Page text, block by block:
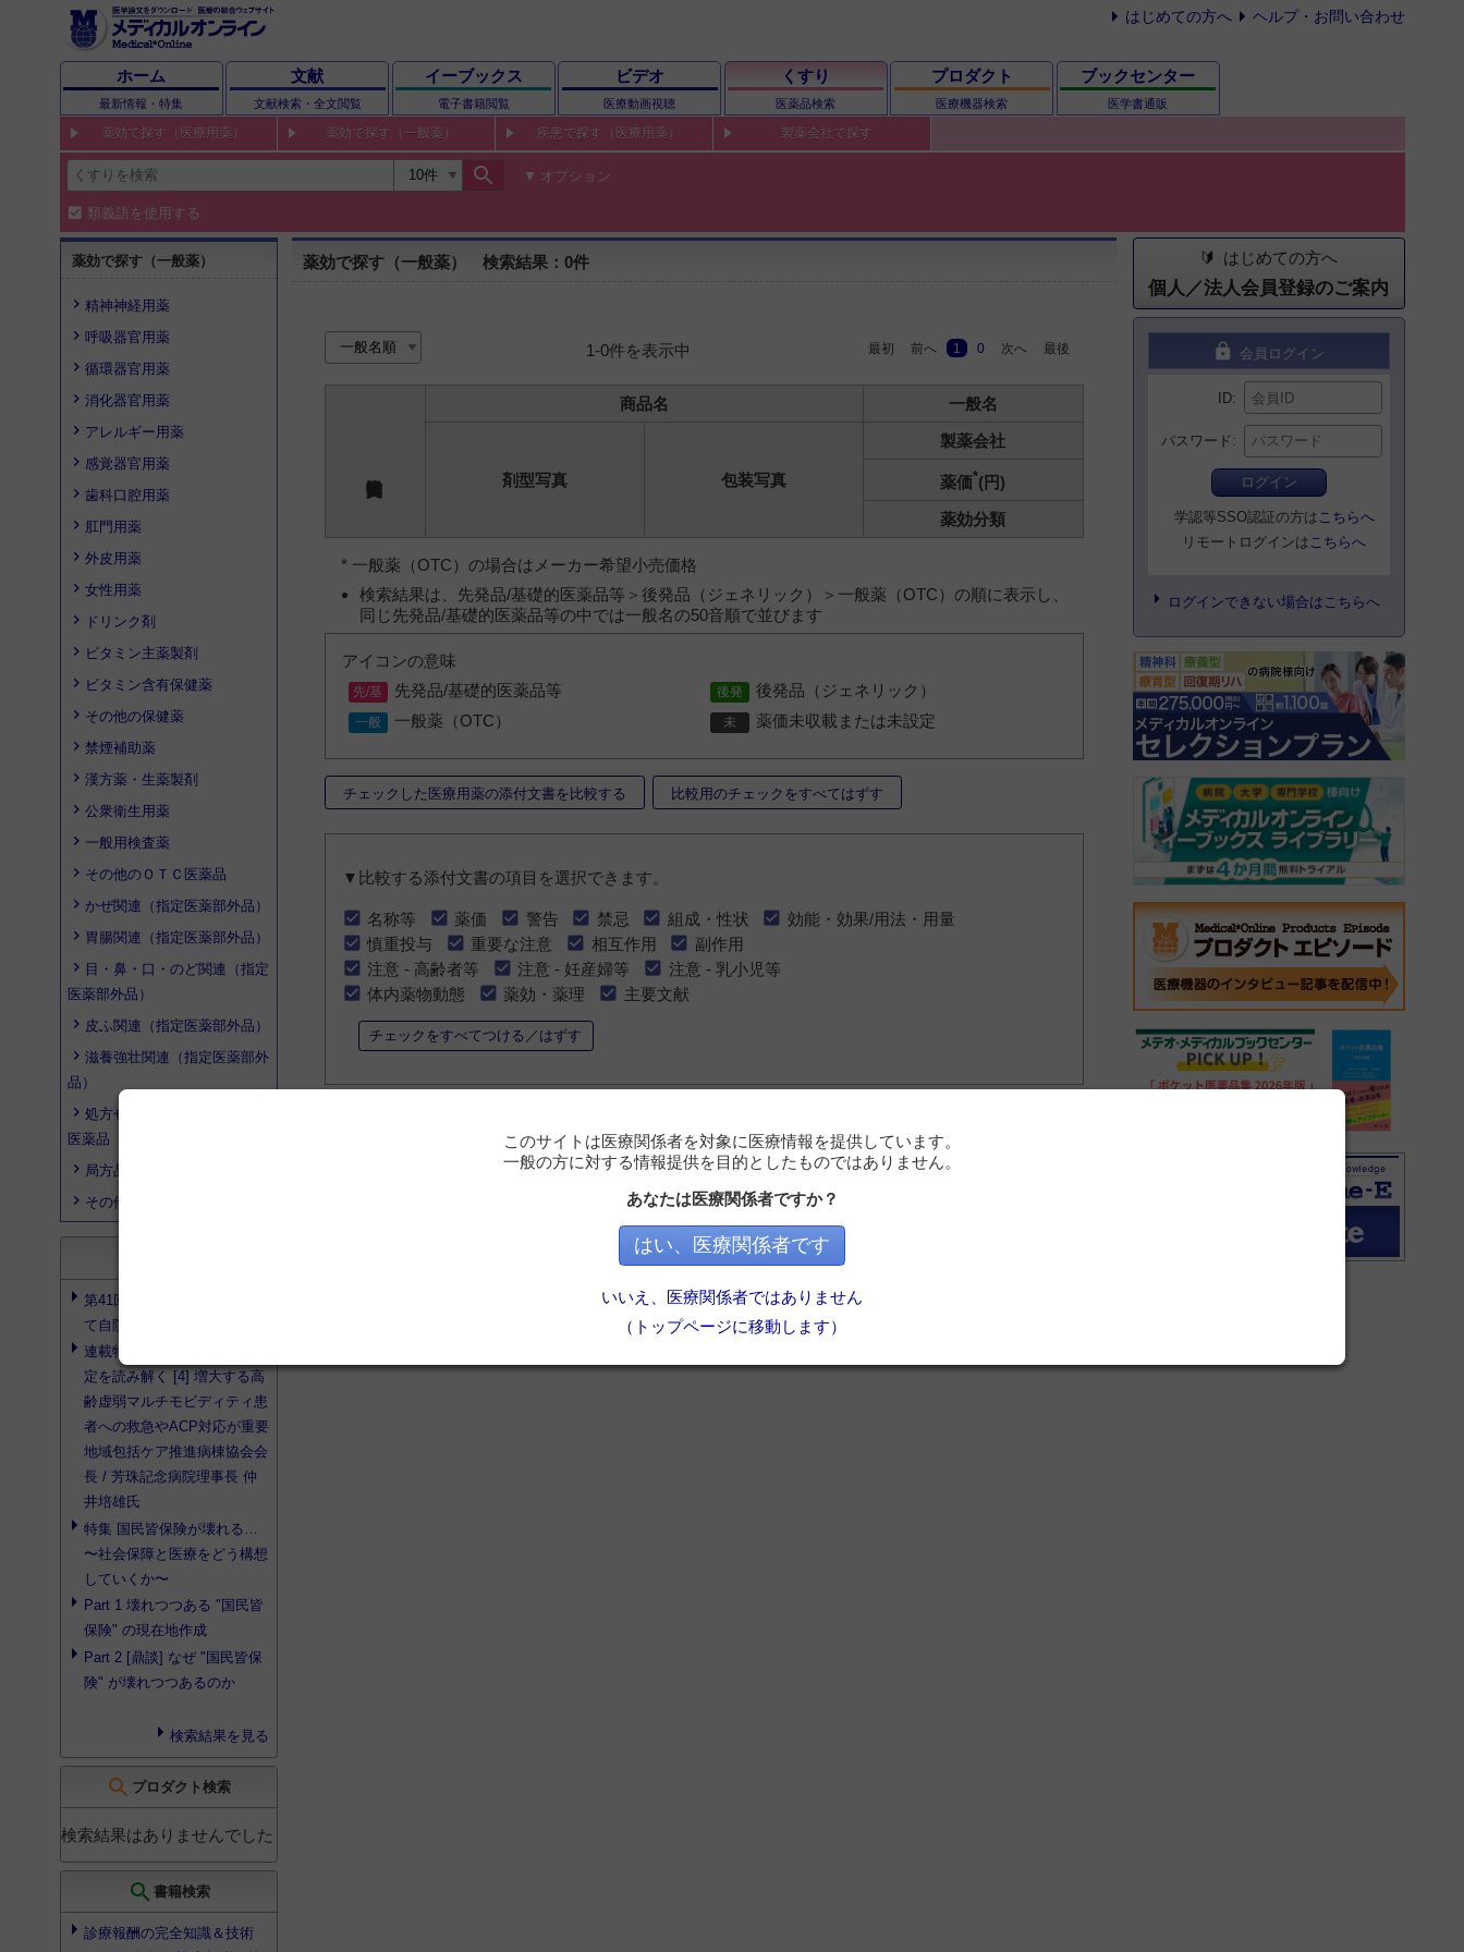
はじめての方へ ヘルプ・お問い合わせ
ホーム
最新情報・特集
文献
文献検索・全文閲覧
イーブックス
電子書籍閲覧
ビデオ
医療動画視聴
くすり
医薬品検索
プロダクト
医療機器検索
ブックセンター
医学書通販
薬効で探す（医療用薬） 薬効で探す（一般薬） 疾患で探す（医療用薬） 製薬会社で探す
search オプション
類義語を使用する
薬効で探す（一般薬）
精神神経用薬
呼吸器官用薬
循環器官用薬
消化器官用薬
アレルギー用薬
感覚器官用薬
歯科口腔用薬
肛門用薬
外皮用薬
女性用薬
ドリンク剤
ビタミン主薬製剤
ビタミン含有保健薬
その他の保健薬
禁煙補助薬
漢方薬・生薬製剤
公衆衛生用薬
一般用検査薬
その他のＯＴＣ医薬品
かぜ関連（指定医薬部外品）
胃腸関連（指定医薬部外品）
目・鼻・口・のど関連（指定
医薬部外品）
皮ふ関連（指定医薬部外品）
滋養強壮関連（指定医薬部外
品）
処方せん医薬品以外の医療用
医薬品
局方品
その他の医薬品
第41回 外来機能報告を使っ
て自院の立ち位置を見直せ!
連載特集 2026年診療報酬改
定を読み解く [4] 増大する高
齢虚弱マルチモビディティ患
者への救急やACP対応が重要
地域包括ケア推進病棟協会会
長 / 芳珠記念病院理事長 仲
井培雄氏
特集 国民皆保険が壊れる…
〜社会保障と医療をどう構想
していくか〜
Part 1 壊れつつある "国民皆
保険" の現在地作成
Part 2 [鼎談] なぜ "国民皆保
険" が壊れつつあるのか
検索結果を見る
search プロダクト検索
検索結果はありませんでした
search 書籍検索
診療報酬の完全知識＆技術
薬効で探す（一般薬） 検索結果：0件
1-0件を表示中 最初 前へ 1 0 次へ 最後
商品名 一般名
剤型写真 包装写真
製薬会社
薬価*(円)
薬効分類
* 一般薬（OTC）の場合はメーカー希望小売価格
検索結果は、先発品/基礎的医薬品等＞後発品（ジェネリック）＞一般薬（OTC）の順に表示し、
同じ先発品/基礎的医薬品等の中では一般名の50音順で並びます
アイコンの意味
先発品/基礎的医薬品等
後発品（ジェネリック）
一般薬（OTC）
薬価未収載または未設定
チェックした医療用薬の添付文書を比較する 比較用のチェックをすべてはずす
▼比較する添付文書の項目を選択できます。
名称等 薬価 警告 禁忌 組成・性状
効能・効果/用法・用量
慎重投与
重要な注意 相互作用
副作用
注意 - 高齢者等
注意 - 妊産婦等
注意 - 乳小児等
体内薬物動態
薬効・薬理 主要文献
チェックをすべてつける／はずす
はじめての方へ
個人／法人会員登録のご案内
lock 会員ログイン
ID
パスワード
ログイン
学認等SSO認証の方は こちらへ
リモートログインは こちらへ
ログインできない場合はこちらへ
このサイトは医療関係者を対象に医療情報を提供しています。
一般の方に対する情報提供を目的としたものではありません。
あなたは医療関係者ですか？
はい、医療関係者です
いいえ、医療関係者ではありません
（トップページに移動します）